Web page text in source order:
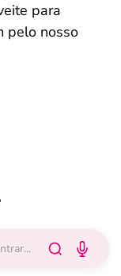
para
pelo nosso